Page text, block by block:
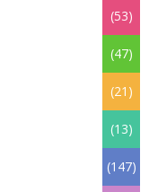
(53)
(47)
(21)
(13)
(147)